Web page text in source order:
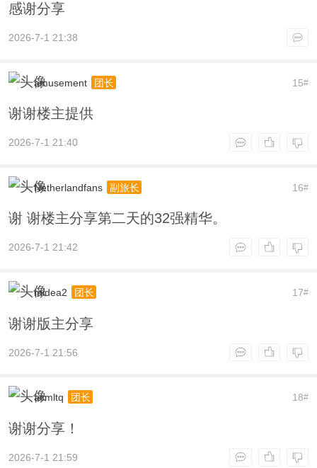
感谢分享
2026-7-1 21:38
15#
amusement 团长
谢谢楼主提供
2026-7-1 21:40
16#
Netherlandfans 副旅长
谢 谢楼主分享第二天的32强精华。
2026-7-1 21:42
17#
midea2 团长
谢谢版主分享
2026-7-1 21:56
18#
acmltq 团长
谢谢分享！
2026-7-1 21:59